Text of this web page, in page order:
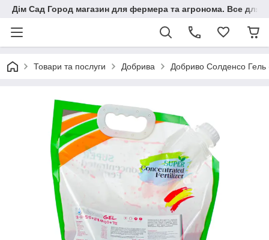
Дім Сад Город магазин для фермера та агронома. Все для
Товари та послуги Добрива Добриво Солденсо Гель